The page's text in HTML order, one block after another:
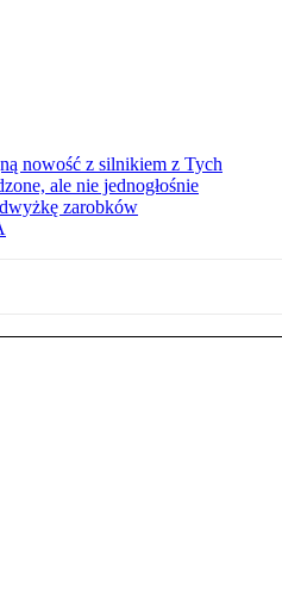
nowość z silnikiem z Tych
ale nie jednogłośnie
zarobków